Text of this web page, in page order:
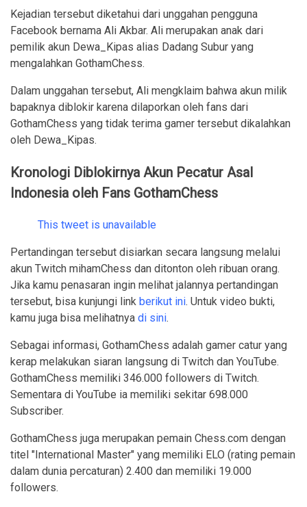
Kejadian tersebut diketahui dari unggahan pengguna
Facebook bernama Ali Akbar. Ali merupakan anak dari
pemilik akun Dewa_Kipas alias Dadang Subur yang
mengalahkan GothamChess.
Dalam unggahan tersebut, Ali mengklaim bahwa akun milik
bapaknya diblokir karena dilaporkan oleh fans dari
GothamChess yang tidak terima gamer tersebut dikalahkan
oleh Dewa_Kipas.
Kronologi Diblokirnya Akun Pecatur Asal
Indonesia oleh Fans GothamChess
This tweet is unavailable
Pertandingan tersebut disiarkan secara langsung melalui
akun Twitch mihamChess dan ditonton oleh ribuan orang.
Jika kamu penasaran ingin melihat jalannya pertandingan
tersebut, bisa kunjungi link berikut ini. Untuk video bukti,
kamu juga bisa melihatnya di sini.
Sebagai informasi, GothamChess adalah gamer catur yang
kerap melakukan siaran langsung di Twitch dan YouTube.
GothamChess memiliki 346.000 followers di Twitch.
Sementara di YouTube ia memiliki sekitar 698.000
Subscriber.
GothamChess juga merupakan pemain Chess.com dengan
titel "International Master" yang memiliki ELO (rating pemain
dalam dunia percaturan) 2.400 dan memiliki 19.000
followers.